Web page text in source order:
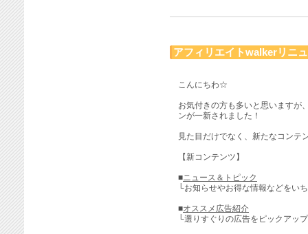
アフィリエイトwalkerリニ
こんにちわ☆
お気付きの方も多いと思いますが
ンが一新されました！
見た目だけでなく、新たなコンテ
【新コンテンツ】
■ニュース＆トピック
└お知らせやお得な情報などをい
■オススメ広告紹介
└選りすぐりの広告をピックアッ